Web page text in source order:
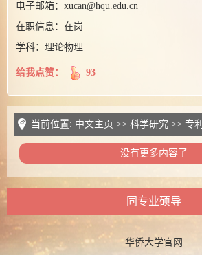
电子邮箱： xucan@hqu.edu.cn
在职信息： 在岗
学科：理论物理
给我点赞： 93
当前位置: 中文主页 >> 科学研究 >> 专利
没有更多内容了
同专业硕导
华侨大学官网